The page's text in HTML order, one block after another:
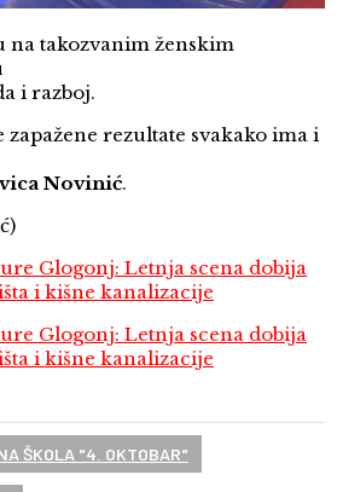
na takozvanim ženskim
i razboj.
zapažene rezultate svakako ima i
Novinić.
Glogonj: Letnja scena dobija
i kišne kanalizacije
Glogonj: Letnja scena dobija
i kišne kanalizacije
ŠKOLA "4. OKTOBAR"